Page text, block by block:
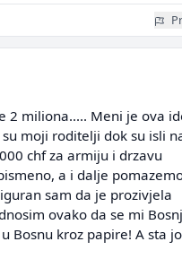
2 miliona..... Meni je ova
moji roditelji dok su isli
chf za armiju i drzavu
a i dalje
sam da je prozivjela
ovako da se mi
Bosnu kroz papire! A sta